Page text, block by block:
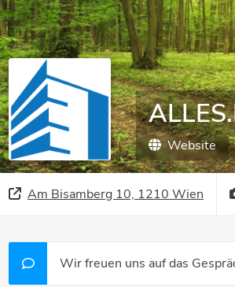
Website
Am Bisamberg 10, 1210 Wien
Wir freuen uns auf das